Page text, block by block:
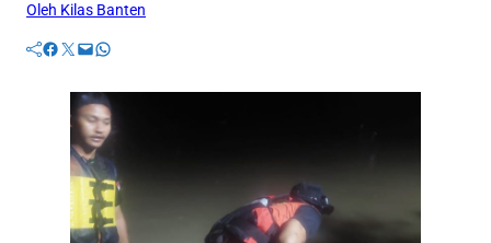
Oleh Kilas Banten
Facebook Twitter Mail WhatsApp